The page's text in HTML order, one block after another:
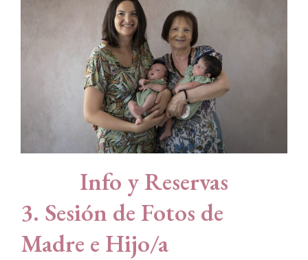
Info y Reservas
3. Sesión de Fotos de
Madre e Hijo/a